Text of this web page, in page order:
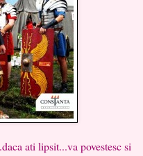
povestesc si